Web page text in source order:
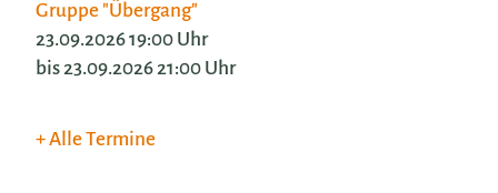
Gruppe "Übergang"
23.09.2026 19:00 Uhr
bis 23.09.2026 21:00 Uhr
Alle Termine